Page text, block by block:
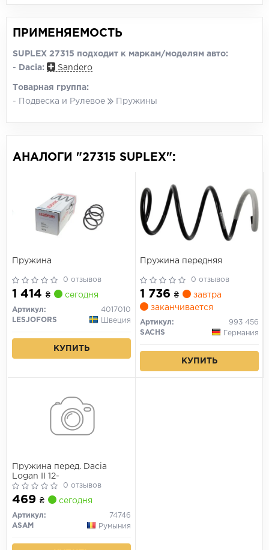
ПРИМЕНЯЕМОСТЬ
SUPLEX 27315 подходит к маркам/моделям авто:
-
Dacia: Sandero
Товарная группа:
- Подвеска и Рулевое
Пружины
АНАЛОГИ "27315 SUPLEX":
Пружина
0 отзывов
1 414 ₴ сегодня
Артикул:
4017010
LESJOFORS
Швеция
КУПИТЬ
Пружина передняя
0 отзывов
1 736 ₴
завтра
заканчивается
Артикул:
993 456
SACHS
Германия
КУПИТЬ
Пружина перед. Dacia
Logan II 12-
0 отзывов
469 ₴ сегодня
Артикул:
74746
ASAM
Румыния